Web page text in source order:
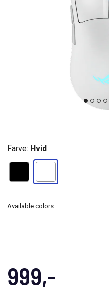
999,-
Farve: Hvid
Available colors